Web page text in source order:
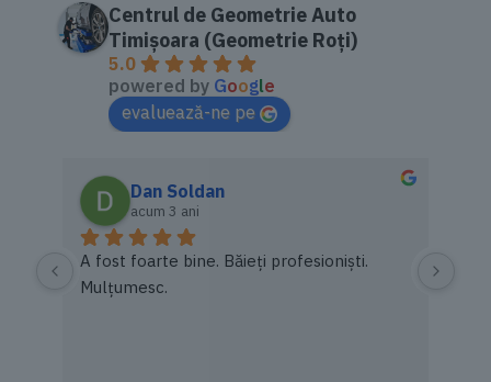
Centrul de Geometrie Auto
Timișoara (Geometrie Roți)
5.0
powered by Google
evaluează-ne pe
Dan Soldan
acum 3 ani
A fost foarte bine. Băieți profesioniști.
Mulțumesc.